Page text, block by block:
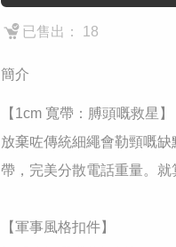
已售出： 18
簡介
​【1cm 寬帶：膊頭嘅救星】
放棄咗傳統細繩會勒頸嘅
帶，完美分散電話重量。就
​【軍事風格扣件】